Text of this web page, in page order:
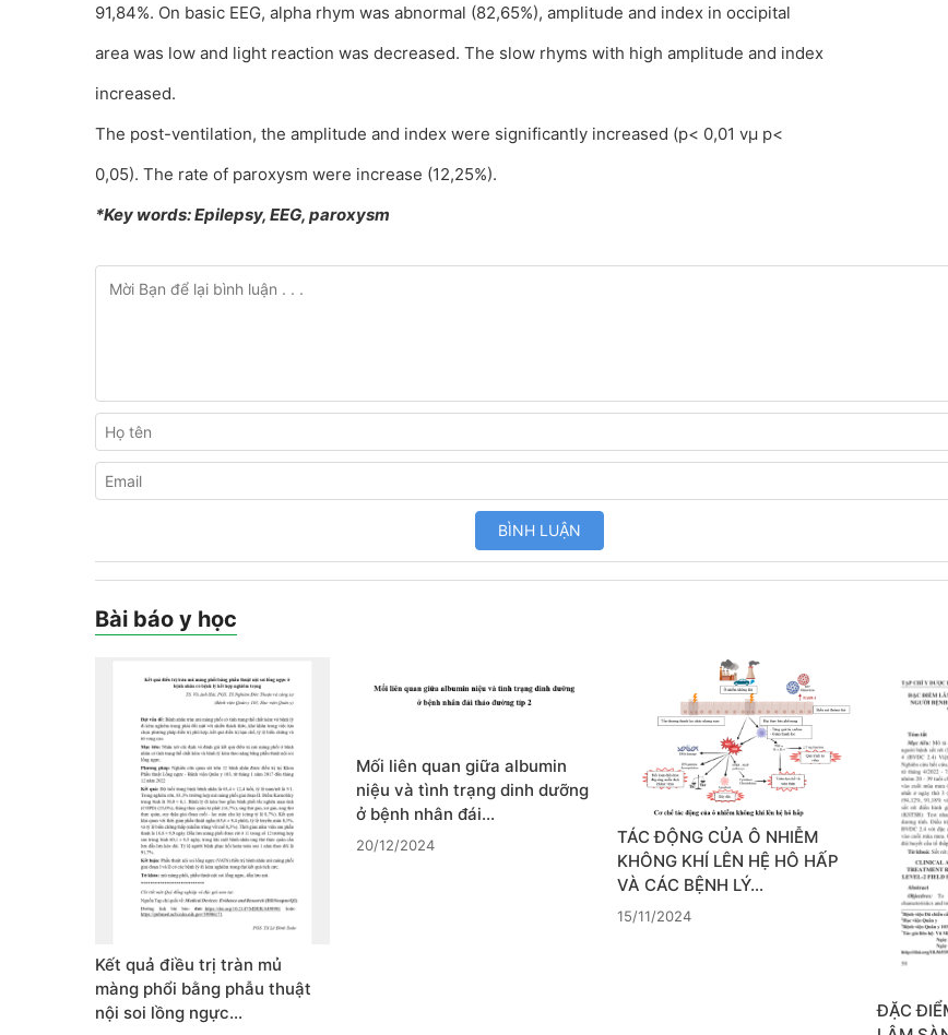
91,84%. On basic EEG, alpha rhym was abnormal (82,65%), amplitude and index in occipital
area was low and light reaction was decreased. The slow rhyms with high amplitude and index
increased.
The post-ventilation, the amplitude and index were significantly increased (p< 0,01 vμ p<
0,05). The rate of paroxysm were increase (12,25%).
*Key words: Epilepsy, EEG, paroxysm
Bài báo y học
Kết quả điều trị tràn mủ
màng phổi bằng phẫu thuật
nội soi lồng ngực…
Mối liên quan giữa albumin
niệu và tình trạng dinh dưỡng
ở bệnh nhân đái…
20/12/2024
TÁC ĐỘNG CỦA Ô NHIỄM
KHÔNG KHÍ LÊN HỆ HÔ HẤP
VÀ CÁC BỆNH LÝ…
15/11/2024
ĐẶC